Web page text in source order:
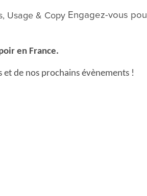
Engagez-vous
en France.
de nos prochains évènements !